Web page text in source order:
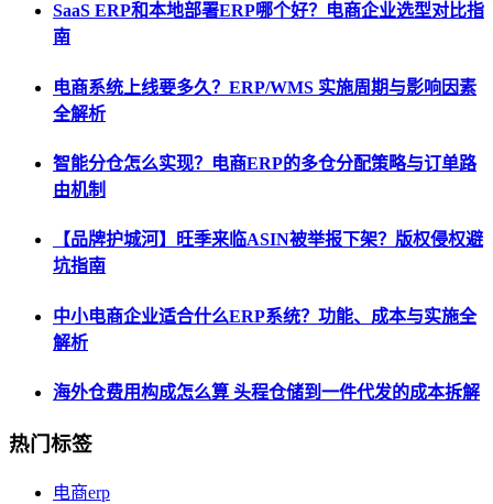
SaaS ERP和本地部署ERP哪个好？电商企业选型对比指
南
电商系统上线要多久？ERP/WMS 实施周期与影响因素
全解析
智能分仓怎么实现？电商ERP的多仓分配策略与订单路
由机制
【品牌护城河】旺季来临ASIN被举报下架？版权侵权避
坑指南
中小电商企业适合什么ERP系统？功能、成本与实施全
解析
海外仓费用构成怎么算 头程仓储到一件代发的成本拆解
热门标签
电商erp